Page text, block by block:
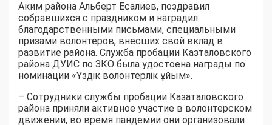
Аким района Альберт Есалиев, поздравил
собравшихся с праздником и наградил
благодарственными письмами, специальными
призами волонтеров, внесших свой вклад в
развитие района. Служба пробации Казталовского
района ДУИС по ЗКО была удостоена награды по
номинации «Үздік волонтерлік ұйым».
– Сотрудники службы пробации Казаталовского
района приняли активное участие в волонтерском
движении, во время пандемии они организовали